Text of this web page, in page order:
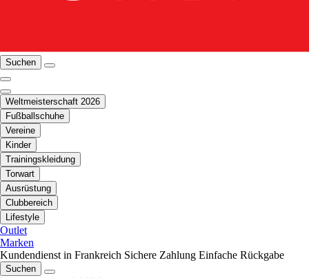
Suchen
Weltmeisterschaft 2026
Fußballschuhe
Vereine
Kinder
Trainingskleidung
Torwart
Ausrüstung
Clubbereich
Lifestyle
Outlet
Marken
Kundendienst in Frankreich Sichere Zahlung Einfache Rückgabe
Suchen